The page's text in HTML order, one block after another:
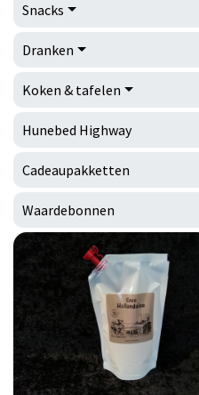
Snacks
Dranken
Koken & tafelen
Hunebed Highway
Cadeaupakketten
Waardebonnen